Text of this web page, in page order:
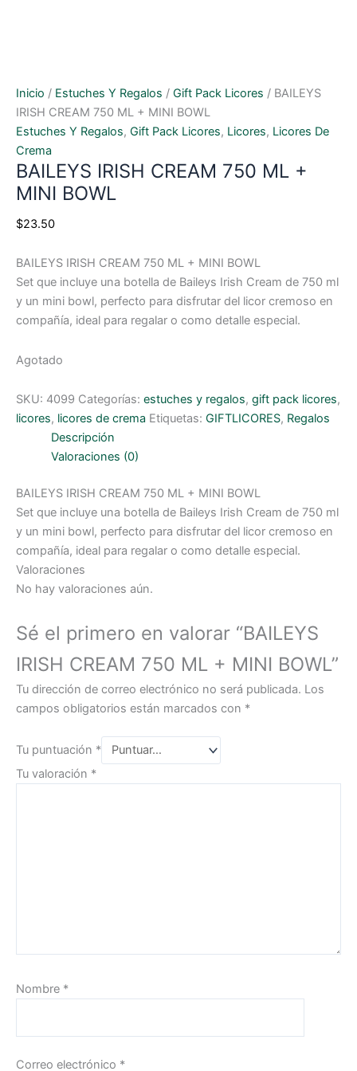
Inicio / Estuches Y Regalos / Gift Pack Licores / BAILEYS
IRISH CREAM 750 ML + MINI BOWL
Estuches Y Regalos, Gift Pack Licores, Licores, Licores De
Crema
BAILEYS IRISH CREAM 750 ML +
MINI BOWL
$23.50
BAILEYS IRISH CREAM 750 ML + MINI BOWL
Set que incluye una botella de Baileys Irish Cream de 750 ml
y un mini bowl, perfecto para disfrutar del licor cremoso en
compañía, ideal para regalar o como detalle especial.
Agotado
SKU: 4099 Categorías: estuches y regalos, gift pack licores,
licores, licores de crema Etiquetas: GIFTLICORES, Regalos
Descripción
Valoraciones (0)
BAILEYS IRISH CREAM 750 ML + MINI BOWL
Set que incluye una botella de Baileys Irish Cream de 750 ml
y un mini bowl, perfecto para disfrutar del licor cremoso en
compañía, ideal para regalar o como detalle especial.
Valoraciones
No hay valoraciones aún.
Sé el primero en valorar “BAILEYS
IRISH CREAM 750 ML + MINI BOWL”
Tu dirección de correo electrónico no será publicada. Los
campos obligatorios están marcados con *
Tu puntuación *
Tu valoración *
Nombre *
Correo electrónico *